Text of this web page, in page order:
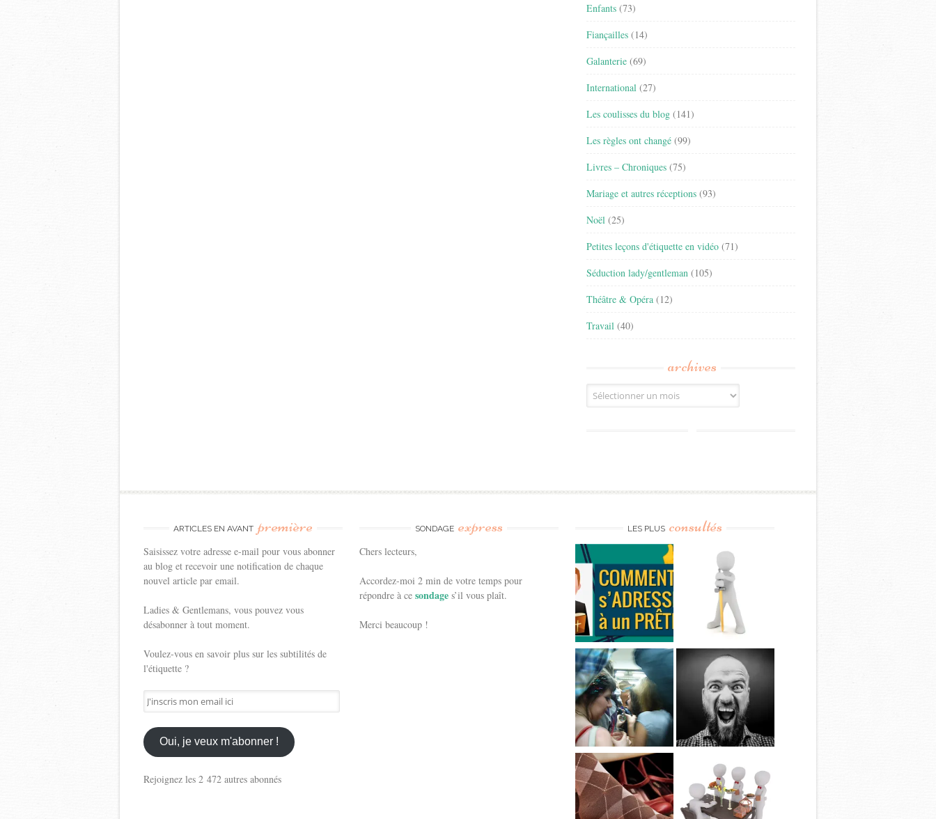
Enfants (73)
Fiançailles (14)
Galanterie (69)
International (27)
Les coulisses du blog (141)
Les règles ont changé (99)
Livres – Chroniques (75)
Mariage et autres réceptions (93)
Noël (25)
Petites leçons d'étiquette en vidéo (71)
Séduction lady/gentleman (105)
Théâtre & Opéra (12)
Travail (40)
archives
Archives
ARTICLES EN AVANT première
Saisissez votre adresse e-mail pour vous abonner
au blog et recevoir une notification de chaque
nouvel article par email.
Ladies & Gentlemans, vous pouvez vous
désabonner à tout moment.
Voulez-vous en savoir plus sur les subtilités de
l'étiquette ?
J'inscris
mon
email
ici
Oui, je veux m'abonner !
Rejoignez les 2 472 autres abonnés
SONDAGE express
Chers lecteurs,
Accordez-moi 2 min de votre temps pour
répondre à cesondages’il vous plaît.
Merci beaucoup !
LES PLUS consultés